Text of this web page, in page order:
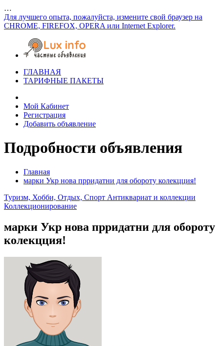
…
Для лучшего опыта, пожалуйста, измените свой браузер на
CHROME, FIREFOX, OPERA или Internet Explorer.
ГЛАВНАЯ
ТАРИФНЫЕ ПАКЕТЫ
Мой Кабинет
Регистрация
Добавить объявление
Подробности объявления
Главная
марки Укр нова прридатни для обороту колекцция!
Туризм, Хобби, Отдых, Спорт Антиквариат и коллекции
Коллекционирование
марки Укр нова прридатни для обороту
колекцция!